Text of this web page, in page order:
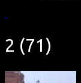
2 (71)